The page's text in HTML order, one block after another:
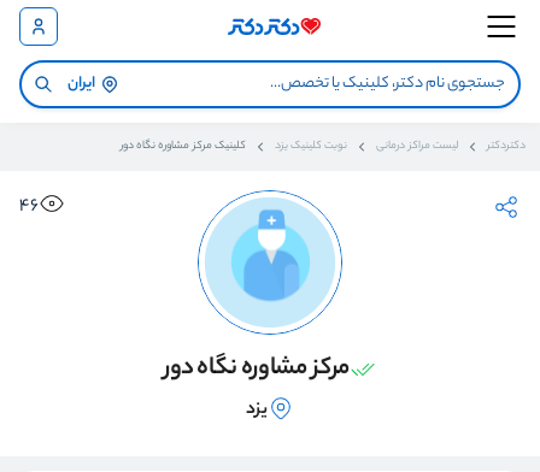
ایران
دکتردکتر لیست مراکز درمانی نوبت کلینیک یزد کلینیک مرکز مشاوره نگاه دور
46
مرکز مشاوره نگاه دور
یزد